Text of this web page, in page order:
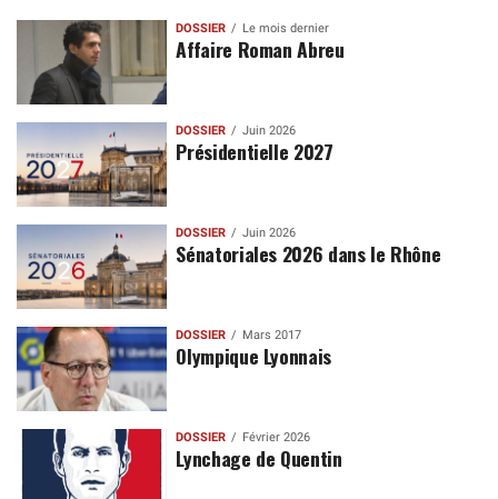
DOSSIER Le mois dernier
Affaire Roman Abreu
DOSSIER Juin 2026
Présidentielle 2027
DOSSIER Juin 2026
Sénatoriales 2026 dans le Rhône
DOSSIER Mars 2017
Olympique Lyonnais
DOSSIER Février 2026
Lynchage de Quentin